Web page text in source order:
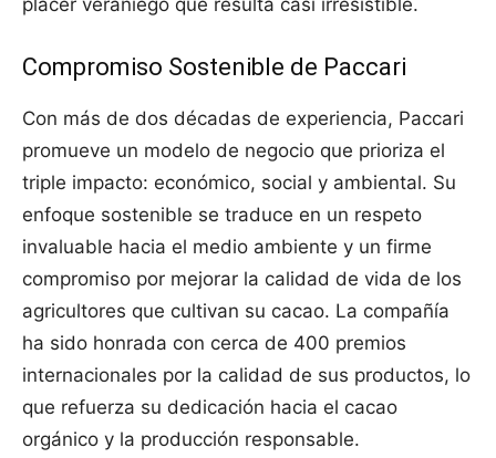
placer veraniego que resulta casi irresistible.
Compromiso Sostenible de Paccari
Con más de dos décadas de experiencia, Paccari
promueve un modelo de negocio que prioriza el
triple impacto: económico, social y ambiental. Su
enfoque sostenible se traduce en un respeto
invaluable hacia el medio ambiente y un firme
compromiso por mejorar la calidad de vida de los
agricultores que cultivan su cacao. La compañía
ha sido honrada con cerca de 400 premios
internacionales por la calidad de sus productos, lo
que refuerza su dedicación hacia el cacao
orgánico y la producción responsable.